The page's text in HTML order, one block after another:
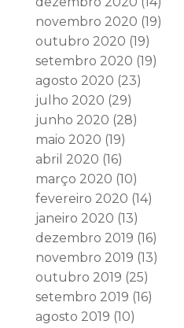
novembro 2020 (19)
outubro 2020 (19)
setembro 2020 (19)
agosto 2020 (23)
julho 2020 (29)
junho 2020 (28)
maio 2020 (19)
abril 2020 (16)
março 2020 (10)
fevereiro 2020 (14)
janeiro 2020 (13)
dezembro 2019 (16)
novembro 2019 (13)
outubro 2019 (25)
setembro 2019 (16)
agosto 2019 (10)